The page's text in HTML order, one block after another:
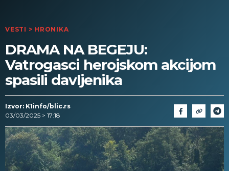
VESTI > HRONIKA
DRAMA NA BEGEJU:
Vatrogasci herojskom akcijom
spasili davljenika
Izvor: K1info/blic.rs
03/03/2025 > 17:18